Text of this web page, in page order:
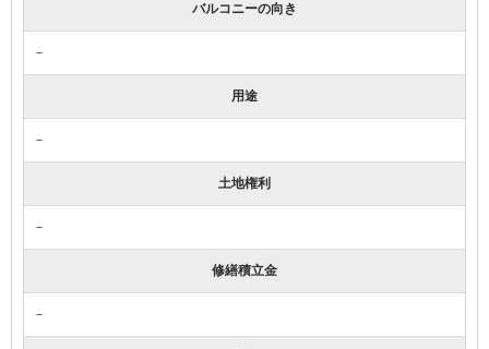
バルコニーの向き
－
用途
－
土地権利
－
修繕積立金
－